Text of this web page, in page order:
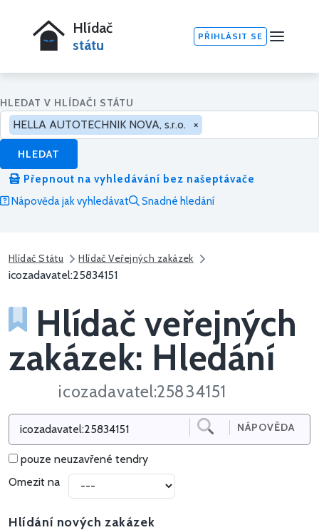
Hlídač
státu
PŘIHLÁSIT SE
HLEDAT V HLÍDAČI STÁTU
HELLA AUTOTECHNIK NOVA, s.r.o. ×
HLEDAT
Přepnout na vyhledávání bez našeptávače
Nápověda jak vyhledávat
Snadné hledání
Hlídač Státu Hlídač Veřejných zakázek
icozadavatel:25834151
Hlídač veřejných
zakázek: Hledání
icozadavatel:25834151
NÁPOVĚDA
pouze neuzavřené tendry
Omezit na
Hlídání nových zakázek